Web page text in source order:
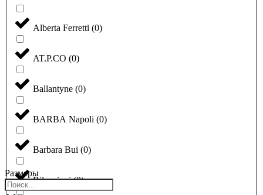
Alberta Ferretti (0)
AT.P.CO (0)
Ballantyne (0)
BARBA Napoli (0)
Barbara Bui (0)
Bilancioni (0)
Размеры